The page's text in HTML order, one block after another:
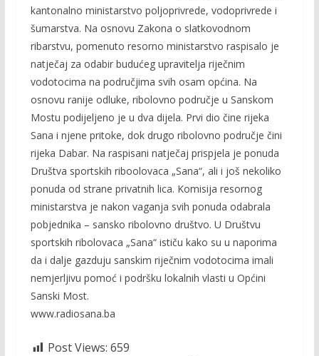
kantonalno ministarstvo poljoprivrede, vodoprivrede i
šumarstva. Na osnovu Zakona o slatkovodnom
ribarstvu, pomenuto resorno ministarstvo raspisalo je
natječaj za odabir budućeg upravitelja riječnim
vodotocima na područjima svih osam općina. Na
osnovu ranije odluke, ribolovno područje u Sanskom
Mostu podijeljeno je u dva dijela. Prvi dio čine rijeka
Sana i njene pritoke, dok drugo ribolovno područje čini
rijeka Dabar. Na raspisani natječaj prispjela je ponuda
Društva sportskih riboolovaca „Sana“, ali i još nekoliko
ponuda od strane privatnih lica. Komisija resornog
ministarstva je nakon vaganja svih ponuda odabrala
pobjednika – sansko ribolovno društvo. U Društvu
sportskih ribolovaca „Sana“ ističu kako su u naporima
da i dalje gazduju sanskim riječnim vodotocima imali
nemjerljivu pomoć i podršku lokalnih vlasti u Općini
Sanski Most.
www.radiosana.ba
Post Views: 659